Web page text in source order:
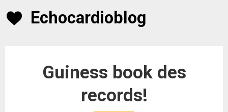
Echocardioblog
Guiness book des
records!